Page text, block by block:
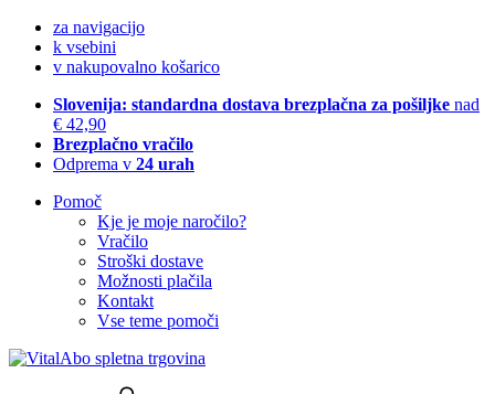
za navigacijo
k vsebini
v nakupovalno košarico
Slovenija: standardna dostava brezplačna za pošiljke nad
€ 42,90
Brezplačno vračilo
Odprema v 24 urah
Pomoč
Kje je moje naročilo?
Vračilo
Stroški dostave
Možnosti plačila
Kontakt
Vse teme pomoči